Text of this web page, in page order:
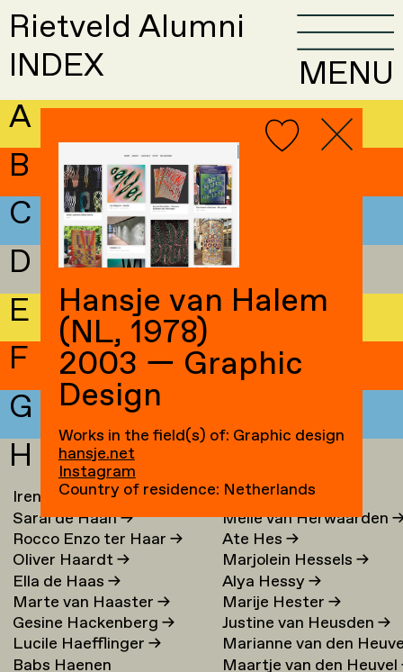
Rietveld Alumni
INDEX
MENU
A
B
C
D
E
F
G
H
Irene Loc Uyen Le Ha→
Sarai de Haan→
Rocco Enzo ter Haar→
Oliver Haardt→
Ella de Haas→
Marte van Haaster→
Gesine Hackenberg→
Lucile Haefflinger→
Babs Haenen
Chaja Hertog
Melle van Herwaarden
Ate Hes→
Marjolein Hessels→
Alya Hessy→
Marije Hester→
Justine van Heusden→
Marianne van den
→
Maartje van den Heuvel
Hansje van Halem
(NL, 1978)
2003 — Graphic
Design
Works in the field(s) of: Graphic design
hansje.net
Instagram
Country of residence: Netherlands